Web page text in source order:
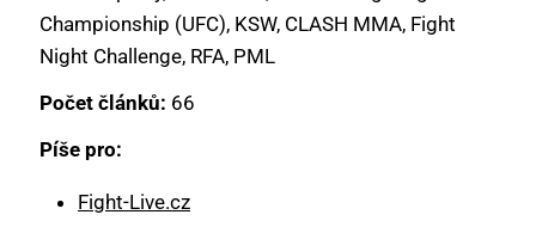
Championship (UFC), KSW, CLASH MMA, Fight
Night Challenge, RFA, PML
Počet článků: 66
Píše pro:
Fight-Live.cz